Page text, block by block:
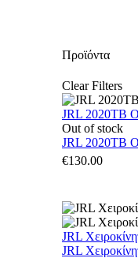
Προϊόντα
Clear Filters
JRL 2020TB
Out of stock
JRL 2020TB
€130.00
JRL
JRL